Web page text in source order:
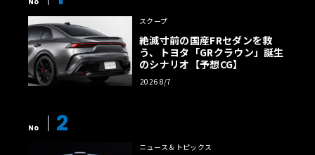
スクープ
絶滅寸前の国産FRセダンを救
う、トヨタ「GRクラウン」誕生
のシナリオ【予想CG】
2026 8/7
No 2
ニュース＆トピックス